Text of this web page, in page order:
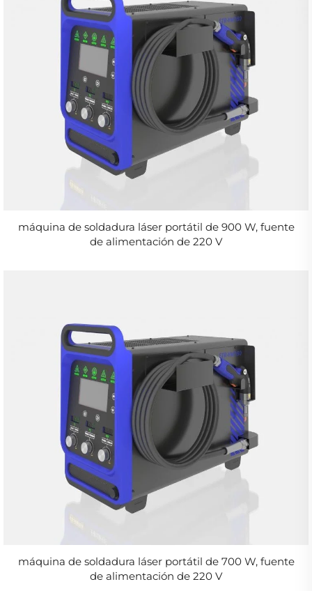
máquina de soldadura láser portátil de 900 W, fuente
de alimentación de 220 V
máquina de soldadura láser portátil de 700 W, fuente
de alimentación de 220 V